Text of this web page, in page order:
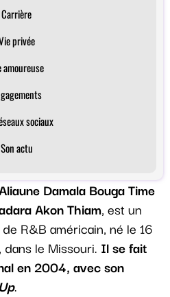
Carrière
privée
amoureuse
sociaux
Son actu
Damala Bouga Time
Akon Thiam, est un
R&B américain, né le 16
le Missouri. Il se fait
en 2004, avec son
.